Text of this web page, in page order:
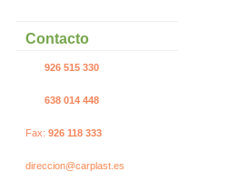
Contacto
926 515 330
638 014 448
Fax: 926 118 333
direccion@carplast.es